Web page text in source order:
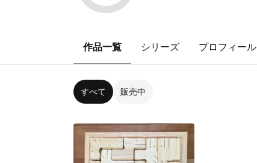
作品一覧 シリーズ プロフィール
すべて 販売中